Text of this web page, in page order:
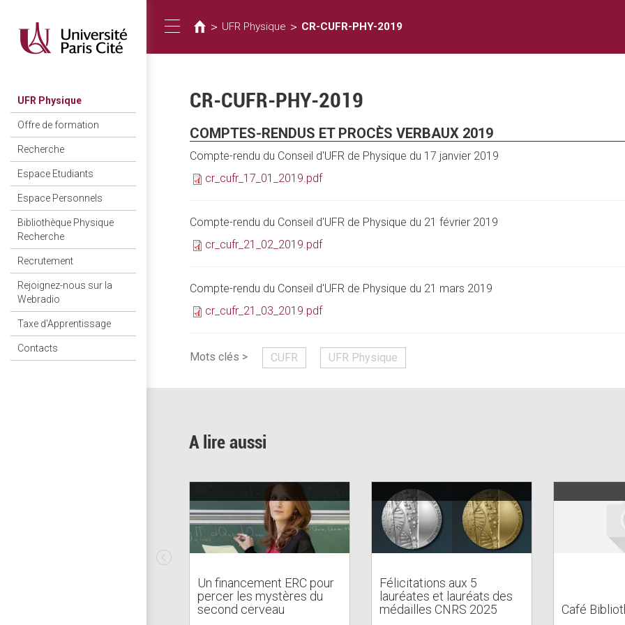
UFR Physique
Offre de formation
Recherche
Espace Etudiants
Espace Personnels
Bibliothèque Physique
Recherche
Recrutement
Rejoignez-nous sur la
Webradio
Taxe d'Apprentissage
Contacts
Toggle
navigation
在
這
> UFR Physique > CR-CUFR-PHY-2019
CR-CUFR-PHY-2019
COMPTES-RENDUS ET PROCÈS VERBAUX 2019
Compte-rendu du Conseil d'UFR de Physique du 17 janvier 2019
cr_cufr_17_01_2019.pdf
Compte-rendu du Conseil d'UFR de Physique du 21 février 2019
cr_cufr_21_02_2019.pdf
Compte-rendu du Conseil d'UFR de Physique du 21 mars 2019
cr_cufr_21_03_2019.pdf
Mots clés > CUFR UFR Physique
A lire aussi
Un financement ERC pour
percer les mystères du
second cerveau
Félicitations aux 5
lauréates et lauréats des
médailles CNRS 2025
Café